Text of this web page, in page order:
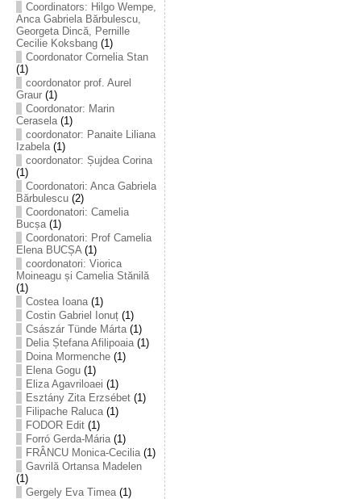
Coordinators: Hilgo Wempe,
Anca Gabriela Bărbulescu,
Georgeta Dincă, Pernille
Cecilie Koksbang(1)
Coordonator Cornelia Stan
(1)
coordonator prof. Aurel
Graur(1)
Coordonator: Marin
Cerasela(1)
coordonator: Panaite Liliana
Izabela(1)
coordonator: Șujdea Corina
(1)
Coordonatori: Anca Gabriela
Bărbulescu(2)
Coordonatori: Camelia
Bucșa(1)
Coordonatori: Prof Camelia
Elena BUCȘA(1)
coordonatori: Viorica
Moineagu și Camelia Stănilă
(1)
Costea Ioana(1)
Costin Gabriel Ionuț(1)
Császár Tünde Márta(1)
Delia Ștefana Afilipoaia(1)
Doina Mormenche(1)
Elena Gogu(1)
Eliza Agavriloaei (1)
Esztány Zita Erzsébet(1)
Filipache Raluca(1)
FODOR Edit(1)
Forró Gerda-Mária(1)
FRÂNCU Monica-Cecilia(1)
Gavrilă Ortansa Madelen
(1)
Gergely Eva Timea(1)